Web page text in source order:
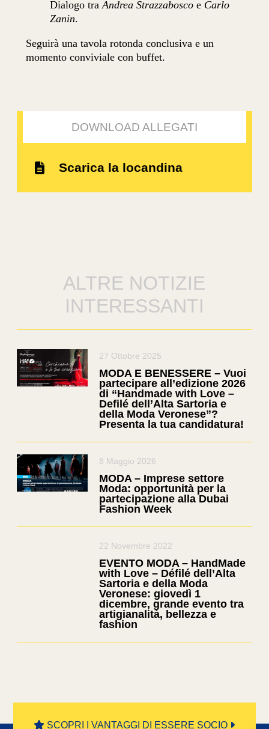
Dialogo traAndrea Strazzabosco e Carlo
Zanin.
Seguirà una tavola rotonda conclusiva e un
momento conviviale con buffet.
DOWNLOAD ALLEGATI
Scarica la locandina
ALTRE NOTIZIE
INTERESSANTI
27 Ottobre 2025
MODA E BENESSERE – Vuoi
partecipare all’edizione 2026
di “Handmade with Love –
Defilé dell’Alta Sartoria e
della Moda Veronese”?
Presenta la tua candidatura!
8 Maggio 2026
MODA – Imprese settore
Moda: opportunità per la
partecipazione alla Dubai
Fashion Week
22 Novembre 2022
EVENTO MODA – HandMade
with Love – Défilé dell’Alta
Sartoria e della Moda
Veronese: giovedì 1
dicembre, grande evento tra
artigianalità, bellezza e
fashion
SCOPRI I VANTAGGI DI ESSERE SOCIO